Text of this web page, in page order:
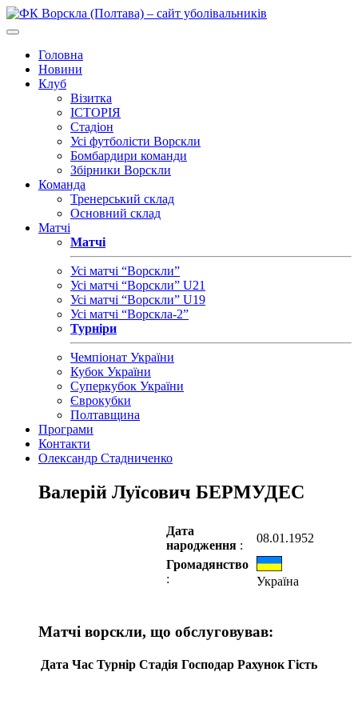
Головна
Новини
Клуб
Візитка
ІСТОРІЯ
Стадіон
Усі футболісти Ворскли
Бомбардири команди
Збірники Ворскли
Команда
Тренерський склад
Основний склад
Матчі
Матчі
Усі матчі “Ворскли”
Усі матчі “Ворскли” U21
Усі матчі “Ворскли” U19
Усі матчі “Ворскла-2”
Турніри
Чемпіонат України
Кубок України
Суперкубок України
Єврокубки
Полтавщина
Програми
Контакти
Олександр Стадниченко
Валерій Луїсович БЕРМУДЕС
Дата
народження :
08.01.1952
Громадянство
:
Україна
Матчі ворскли, що обслуговував:
Дата Час Турнір Стадія Господар Рахунок Гість